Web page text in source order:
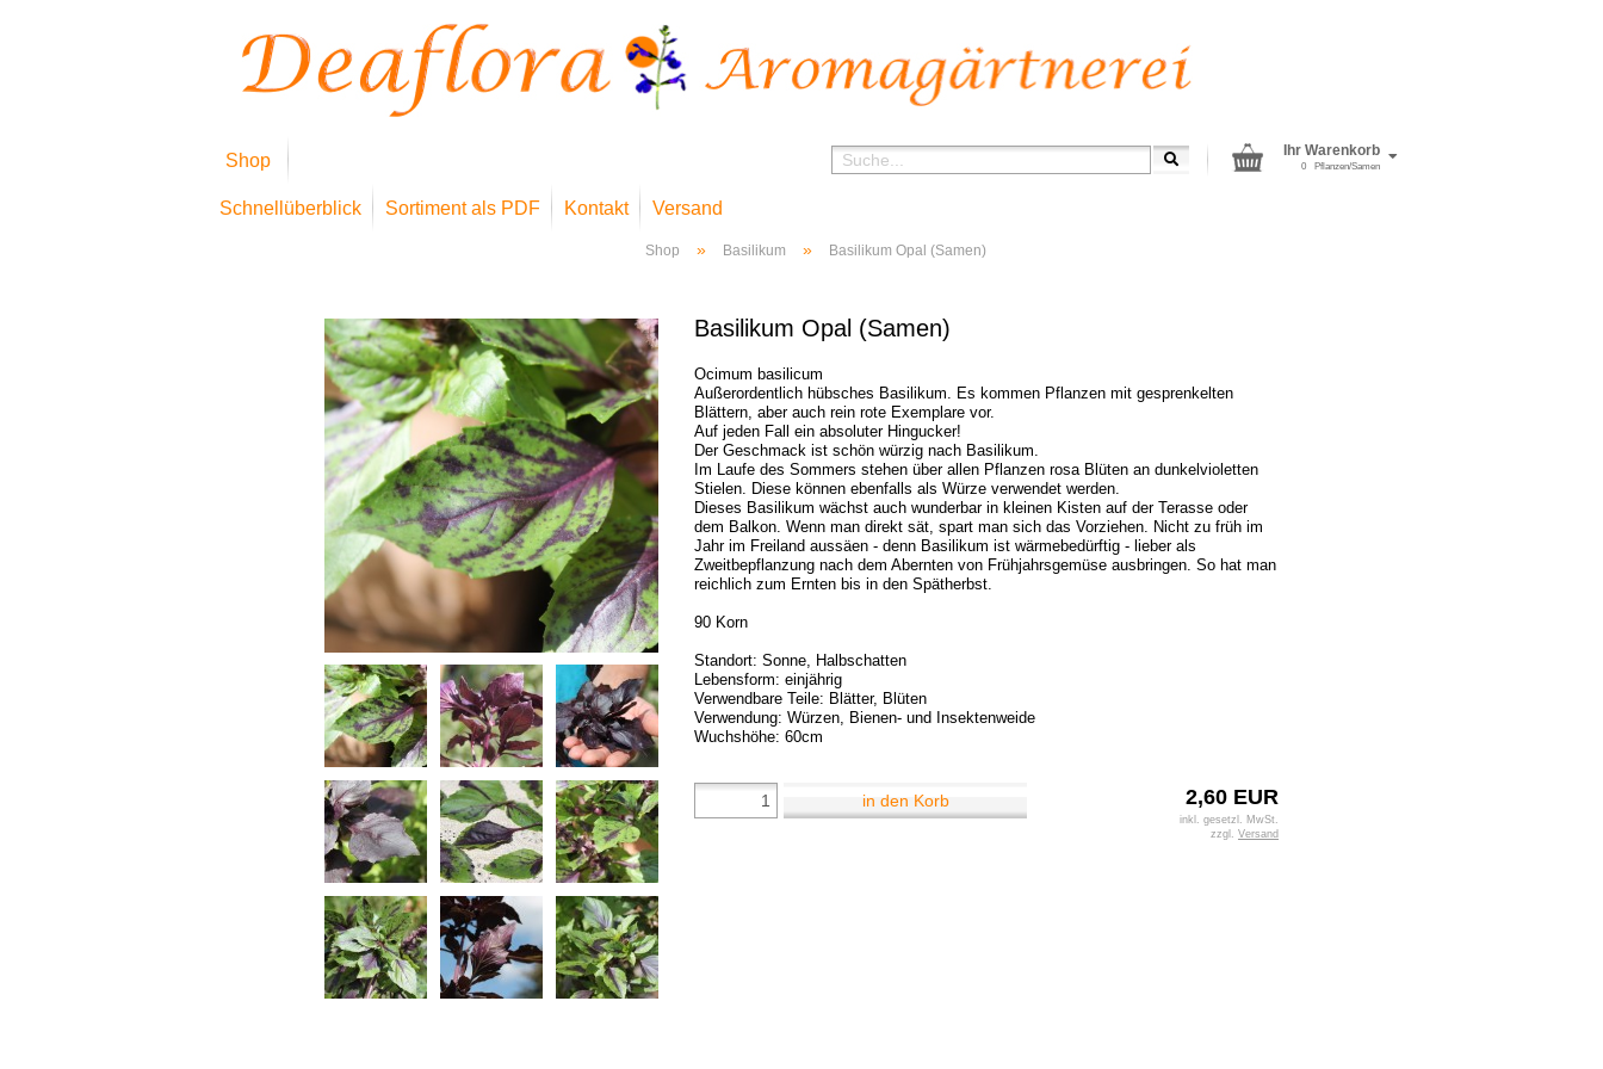
Shop
Schnellüberblick Sortiment als PDF Kontakt Versand
Ihr Warenkorb
Pflanzen/Samen
0
Shop » Basilikum » Basilikum Opal (Samen)
Basilikum Opal (Samen)
Ocimum basilicum
Außerordentlich hübsches Basilikum. Es kommen Pflanzen mit gesprenkelten
Blättern, aber auch rein rote Exemplare vor.
Auf jeden Fall ein absoluter Hingucker!
Der Geschmack ist schön würzig nach Basilikum.
Im Laufe des Sommers stehen über allen Pflanzen rosa Blüten an dunkelvioletten
Stielen. Diese können ebenfalls als Würze verwendet werden.
Dieses Basilikum wächst auch wunderbar in kleinen Kisten auf der Terasse oder
dem Balkon. Wenn man direkt sät, spart man sich das Vorziehen. Nicht zu früh im
Jahr im Freiland aussäen - denn Basilikum ist wärmebedürftig - lieber als
Zweitbepflanzung nach dem Abernten von Frühjahrsgemüse ausbringen. So hat man
reichlich zum Ernten bis in den Spätherbst.
90 Korn
Standort: Sonne, Halbschatten
Lebensform: einjährig
Verwendbare Teile: Blätter, Blüten
Verwendung: Würzen, Bienen- und Insektenweide
Wuchshöhe: 60cm
2,60 EUR
inkl. gesetzl. MwSt.
zzgl. Versand
in den Korb